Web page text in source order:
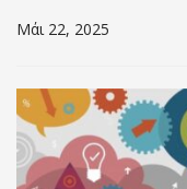
Μάι 22, 2025